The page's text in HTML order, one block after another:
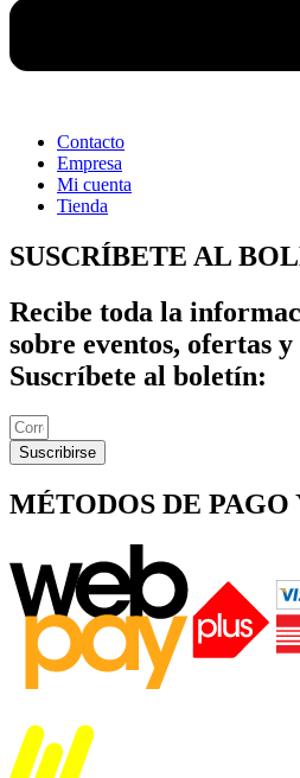
Contacto
Empresa
Mi cuenta
Tienda
SUSCRÍBETE AL
Recibe toda la
sobre eventos, ofertas
Suscríbete al boletín:
Suscribirse
MÉTODOS DE PAGO